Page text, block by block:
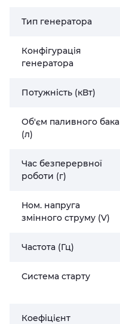
Тип генератора
Конфігурація
генератора
Потужність (кВт)
Об'єм паливного бака
(л)
Час безперервної
роботи (г)
Ном. напруга
змінного струму (V)
Частота (Гц)
Система старту
Коефіцієнт